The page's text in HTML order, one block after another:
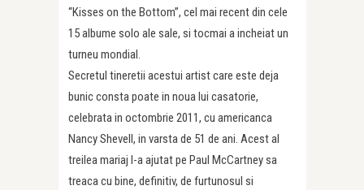
“Kisses on the Bottom”, cel mai recent din cele
15 albume solo ale sale, si tocmai a incheiat un
turneu mondial.
Secretul tineretii acestui artist care este deja
bunic consta poate in noua lui casatorie,
celebrata in octombrie 2011, cu americanca
Nancy Shevell, in varsta de 51 de ani. Acest al
treilea mariaj l-a ajutat pe Paul McCartney sa
treaca cu bine, definitiv, de furtunosul si